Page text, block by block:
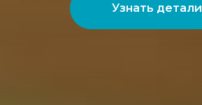
Узнать детали